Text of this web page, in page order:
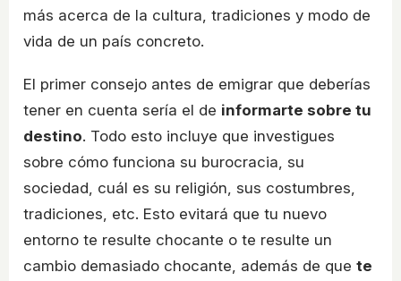
más acerca de la cultura, tradiciones y modo de
vida de un país concreto.
El primer consejo antes de emigrar que deberías
tener en cuenta sería el de informarte sobre tu
destino. Todo esto incluye que investigues
sobre cómo funciona su burocracia, su
sociedad, cuál es su religión, sus costumbres,
tradiciones, etc. Esto evitará que tu nuevo
entorno te resulte chocante o te resulte un
cambio demasiado chocante, además de que te